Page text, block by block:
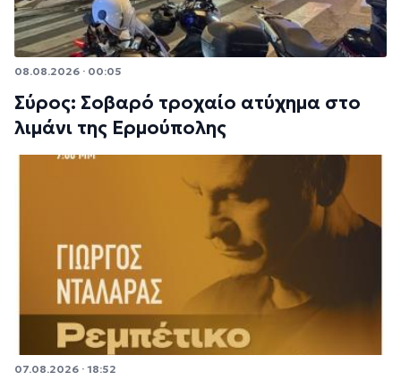
08.08.2026 · 00:05
Σύρος: Σοβαρό τροχαίο ατύχημα στο
λιμάνι της Ερμούπολης
07.08.2026 · 18:52